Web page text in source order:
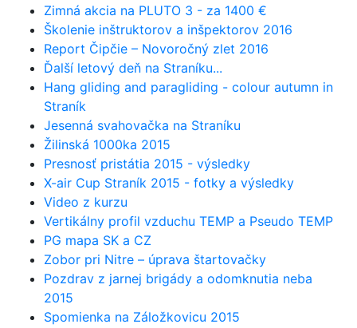
Zimná akcia na PLUTO 3 - za 1400 €
Školenie inštruktorov a inšpektorov 2016
Report Čipčie – Novoročný zlet 2016
Ďalší letový deň na Straníku...
Hang gliding and paragliding - colour autumn in
Straník
Jesenná svahovačka na Straníku
Žilinská 1000ka 2015
Presnosť pristátia 2015 - výsledky
X-air Cup Straník 2015 - fotky a výsledky
Video z kurzu
Vertikálny profil vzduchu TEMP a Pseudo TEMP
PG mapa SK a CZ
Zobor pri Nitre – úprava štartovačky
Pozdrav z jarnej brigády a odomknutia neba
2015
Spomienka na Záložkovicu 2015